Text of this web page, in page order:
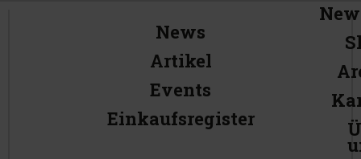
News
Artikel
Events
Einkaufsregister